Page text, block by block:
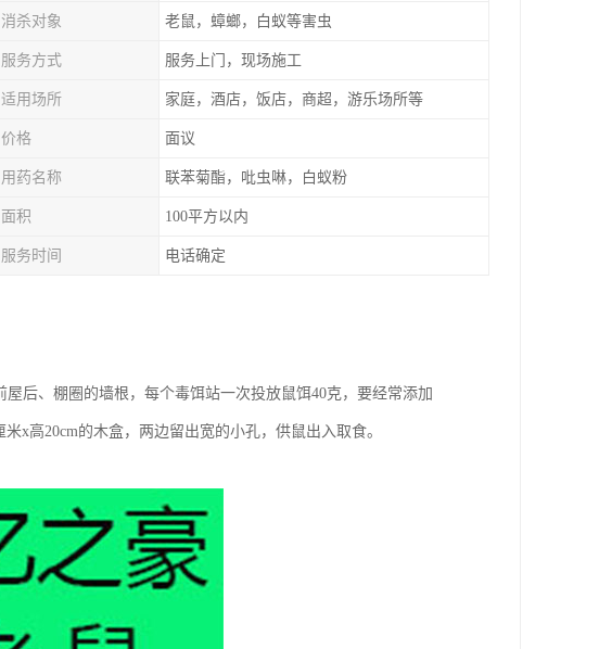
消杀对象 老鼠，蟑螂，白蚁等害虫
服务方式 服务上门，现场施工
适用场所 家庭，酒店，饭店，商超，游乐场所等
价格 面议
用药名称 联苯菊酯，吡虫啉，白蚁粉
面积 100平方以内
服务时间 电话确定
后、棚圈的墙根，每个毒饵站一次投放鼠饵40克，要经常添加
x高20cm的木盒，两边留出宽的小孔，供鼠出入取食。